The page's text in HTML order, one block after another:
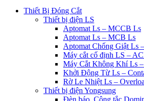
Thiết Bị Đóng Cắt
Thiết bị điện LS
Aptomat Ls – MCCB Ls
Aptomat Ls – MCB Ls
Aptomat Chống Giật Ls
Máy cắt cố định LS –
Máy Cắt Không Khí Ls
Khởi Động Từ Ls –
Rờ Le Nhiệt Ls –
Thiết bị điện Yongsung
Đèn báo, Công